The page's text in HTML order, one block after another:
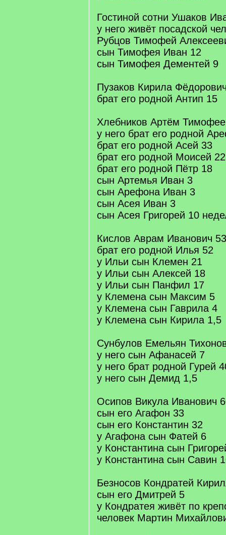
Гостиной сотни Ушаков
у него живёт посадской
Рубцов Тимофей
сын Тимофея Иван 12
сын Тимофея Дементей 9
Пузаков Кирила
брат его родной Антип 15
Хлебников Артём
у него брат его родной
брат его родной Асей 33
брат его родной Моисей 22
брат его родной Пётр 18
сын Артемья Иван 3
сын Арефона Иван 3
сын Асея Иван 3
сын Асея Григорей 10
Кислов Аврам Иванович 53
брат его родной Илья 52
у Ильи сын Клемен 21
у Ильи сын Алексей 18
у Ильи сын Панфил 17
у Клемена сын Максим 5
у Клемена сын Гаврила 4
у Клемена сын Кирила 1,5
Сунбулов Емельян
у него сын Афанасей 7
у него брат родной Гурей
у него сын Демид 1,5
Осипов Викула Иванович
сын его Агафон 33
сын его Константин 32
у Агафона сын Фатей 6
у Константина сын
у Константина сын Савин
Безносов Кондратей
сын его Дмитрей 5
у Кондратея живёт по
человек Мартин